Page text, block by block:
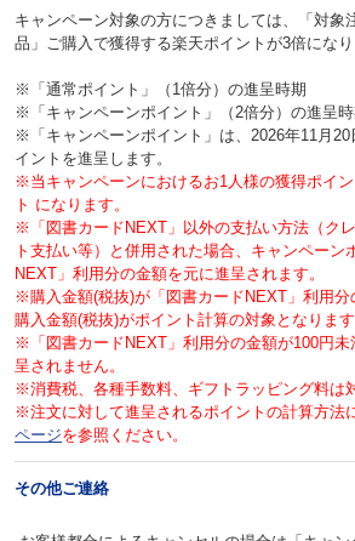
キャンペーン対象の方につきましては、「対象
品」ご購入で獲得する楽天ポイントが3倍になり
※「通常ポイント」（1倍分）の進呈時期
※「キャンペーンポイント」（2倍分）の進呈
※「キャンペーンポイント」は、2026年11月
イントを進呈します。
※当キャンペーンにおけるお1人様の獲得ポイ
ト になります。
※「図書カードNEXT」以外の支払い方法（ク
ト支払い等）と併用された場合、キャンペーン
NEXT」利用分の金額を元に進呈されます。
※購入金額(税抜)が「図書カードNEXT」利用分
購入金額(税抜)がポイント計算の対象となります
※「図書カードNEXT」利用分の金額が100円未
呈されません。
※消費税、各種手数料、ギフトラッピング料は
※注文に対して進呈されるポイントの計算方法
ページを参照ください。
その他ご連絡